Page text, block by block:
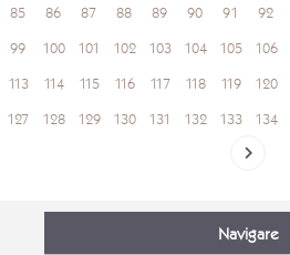
85
86 87 88 89 90 91 92
99
100 101 102 103 104 105 106
113
114 115 116 117 118 119 120
127
128 129 130 131 132 133 134
Navigare